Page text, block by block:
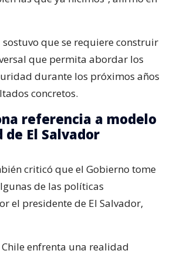
sostuvo que se requiere construir
que permita abordar los
durante los próximos años
concretos.
referencia a modelo
de El Salvador
criticó que el Gobierno tome
de las políticas
el presidente de El Salvador,
enfrenta una realidad